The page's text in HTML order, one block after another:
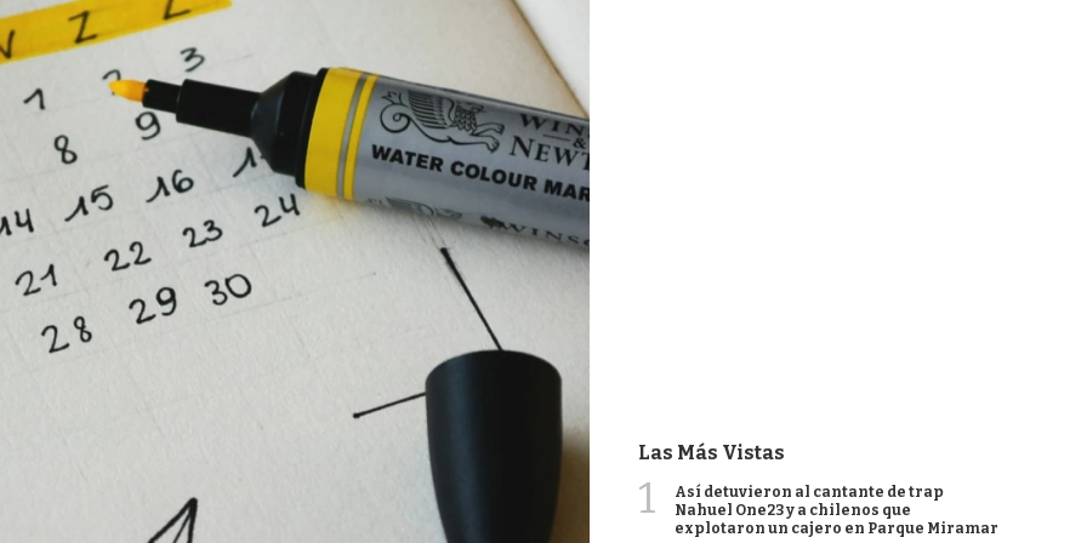
Las Más Vistas
1
Así detuvieron al cantante de trap
Nahuel One23 y a chilenos que
explotaron un cajero en Parque Miramar